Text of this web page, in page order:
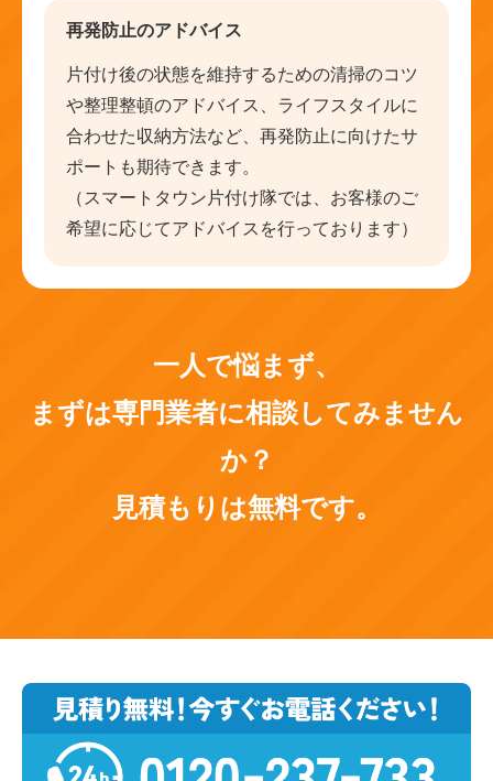
再発防止のアドバイス
片付け後の状態を維持するための清掃のコツ
や整理整頓のアドバイス、ライフスタイルに
合わせた収納方法など、再発防止に向けたサ
ポートも期待できます。
（スマートタウン片付け隊では、お客様のご
希望に応じてアドバイスを行っております）
一人で悩まず、
まずは専門業者に相談してみません
か？
見積もりは無料です。